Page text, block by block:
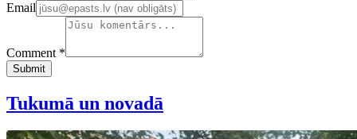
Email
Comment *
Submit
Tukumā un novadā